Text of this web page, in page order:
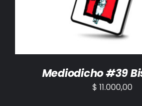
Mediodicho #39
$ 11.000,00